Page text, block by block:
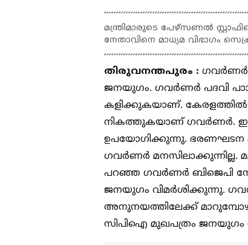
മന്ത്രിമാരുടെ പേഴ്സണല്‍
നേതാവിനെ മാധ്യമ വിഭാഗം
തിരുവനന്തപുരം : ​
ജനയു​ഗം. ​ഗവർണർ പദവി
കളിക്കുകയാണ്. കേരളത്തില്‍
നികത്തുകയാണ് ഗവര്‍ണര്‍.
ഉപയോഗിക്കുന്നു. ഭരണഘടന
ഗവര്‍ണര്‍ മനസിലാക്കുന്നില്ല.
പറഞ്ഞ ഗവര്‍ണര്‍ ബിജെപി
ജനയു​ഗം വിമർശിക്കുന്നു.
അനുനയത്തിലേക്ക്
സിപിഐ മുഖപത്രം ജനയുഗം